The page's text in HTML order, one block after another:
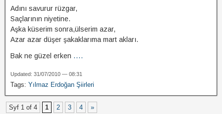
Adını savurur rüzgar,
Saçlarının niyetine.
Aşka küserim sonra,ülserim azar,
Azar azar düşer şakaklarıma mart akları.
Bak ne güzel erken ....
Updated: 31/07/2010 — 08:31
Tags: Yılmaz Erdoğan Şiirleri
Syf 1 of 4 1 2 3 4 »